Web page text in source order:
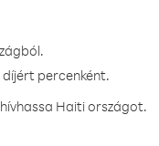
percenként.
Haiti országot.